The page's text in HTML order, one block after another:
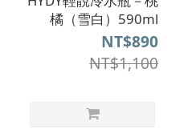
橘（雪白）590ml
NT$890
NT$1,100